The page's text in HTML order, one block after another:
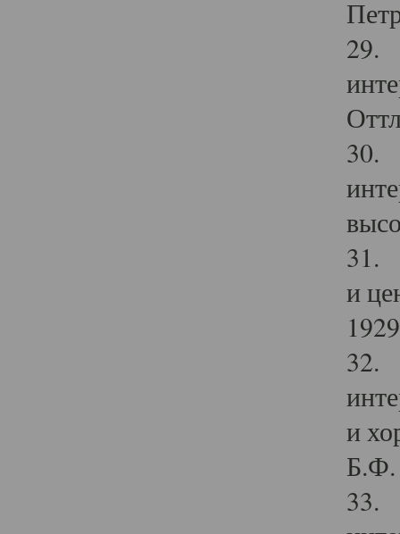
29.
30.
31.
и
32.
и
Б.Ф.
33.